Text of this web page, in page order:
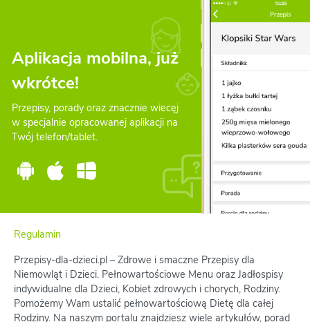
Aplikacja mobilna, już
wkrótce!
Przepisy, porady oraz znacznie wiecęj
w specjalnie opracowanej aplikacji na
Twój telefon/tablet.
Regulamin
Przepisy-dla-dzieci.pl – Zdrowe i smaczne Przepisy dla
Niemowląt i Dzieci. Pełnowartościowe Menu oraz Jadłospisy
indywidualne dla Dzieci, Kobiet zdrowych i chorych, Rodziny.
Pomożemy Wam ustalić pełnowartościową Dietę dla całej
Rodziny. Na naszym portalu znajdziesz wiele artykułów, porad